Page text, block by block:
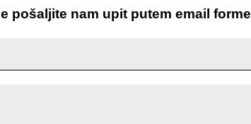
pošaljite nam upit putem email forme